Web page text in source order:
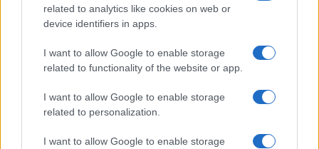
related to analytics like cookies on web or
device identifiers in apps.
I want to allow Google to enable storage
related to functionality of the website or app.
I want to allow Google to enable storage
related to personalization.
I want to allow Google to enable storage